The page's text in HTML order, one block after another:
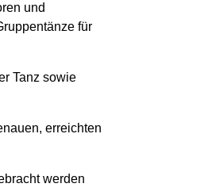
und
für
Tanz sowie
erreichten
werden